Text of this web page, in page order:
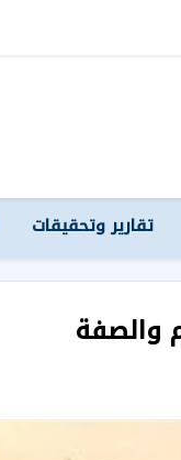
تقارير وتحقيقات
والصفة